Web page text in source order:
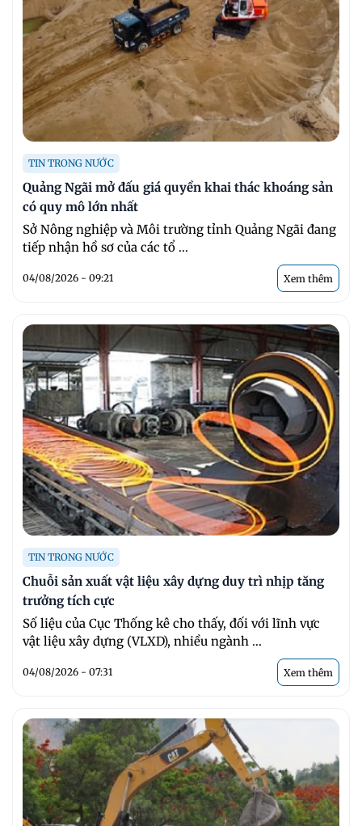
TIN TRONG NƯỚC
Quảng Ngãi mở đấu giá quyền khai thác khoáng sản
có quy mô lớn nhất
Sở Nông nghiệp và Môi trường tỉnh Quảng Ngãi đang
tiếp nhận hồ sơ của các tổ ...
04/08/2026 - 09:21 Xem thêm
TIN TRONG NƯỚC
Chuỗi sản xuất vật liệu xây dựng duy trì nhịp tăng
trưởng tích cực
Số liệu của Cục Thống kê cho thấy, đối với lĩnh vực
vật liệu xây dựng (VLXD), nhiều ngành ...
04/08/2026 - 07:31 Xem thêm